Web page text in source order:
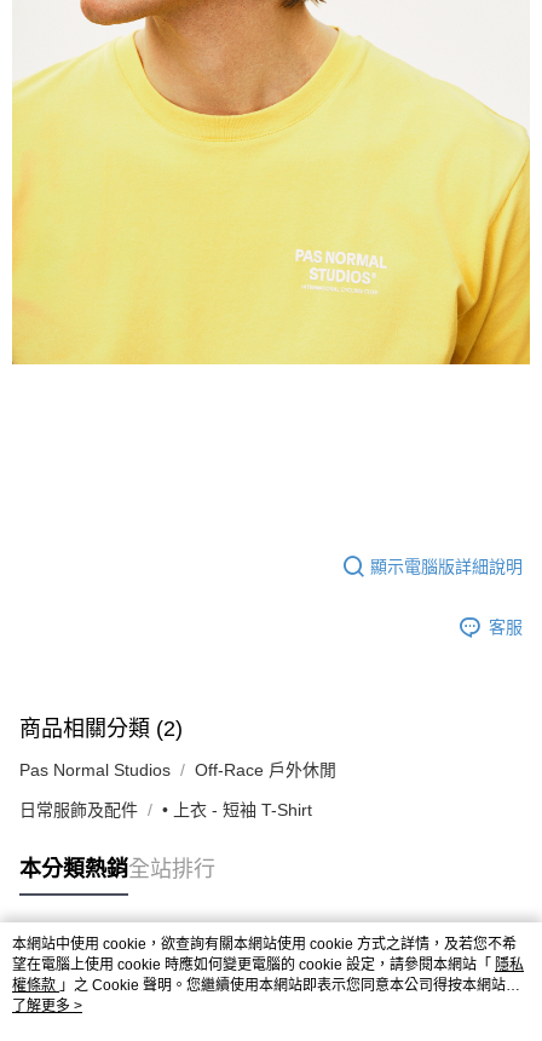
顯示電腦版詳細說明
客服
商品相關分類 (2)
Pas Normal Studios Off-Race 戶外休閒
日常服飾及配件 • 上衣 - 短袖 T-Shirt
本分類熱銷全站排行
熱門標籤
本網站中使用 cookie，欲查詢有關本網站使用 cookie 方式之詳情，及若您不希
望在電腦上使用 cookie 時應如何變更電腦的 cookie 設定，請參閱本網站「 隱私
權條款 」之 Cookie 聲明。您繼續使用本網站即表示您同意本公司得按本網站使
用條款之 Cookie 聲明使用 cookie。
了解更多 >